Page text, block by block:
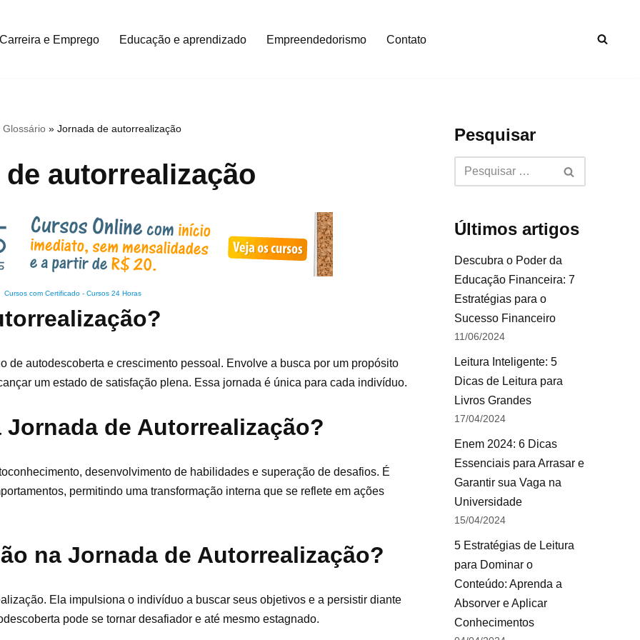
Carreira e Emprego Educação e aprendizado Empreendedorismo Contato
Glossário» Jornada de autorrealização
autorrealização
Cursos com Certificado- Cursos 24 Horas
de autodescoberta e crescimento pessoal. Envolve a busca por um propósito
um estado de satisfação plena. Essa jornada é única para cada indivíduo.
de Autorrealização?
desenvolvimento de habilidades e superação de desafios. É
permitindo uma transformação interna que se reflete em ações
na Jornada de Autorrealização?
Ela impulsiona o indivíduo a buscar seus objetivos e a persistir diante
pode se tornar desafiador e até mesmo estagnado.
Pesquisar
Últimos artigos
Descubra o Poder da
Educação Financeira: 7
Estratégias para o
Sucesso Financeiro
11/06/2024
Leitura Inteligente: 5
Dicas de Leitura para
Livros Grandes
17/04/2024
Enem 2024: 6 Dicas
Essenciais para Arrasar e
Garantir sua Vaga na
Universidade
15/04/2024
5 Estratégias de Leitura
para Dominar o
Conteúdo: Aprenda a
Absorver e Aplicar
Conhecimentos